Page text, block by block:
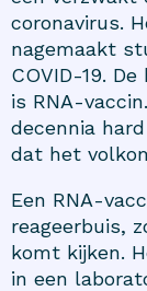
coronavirus.
nagemaakt
COVID-19.
is RNA-
decennia
dat het
Een RNA-
reageerbuis,
komt kijken.
in een